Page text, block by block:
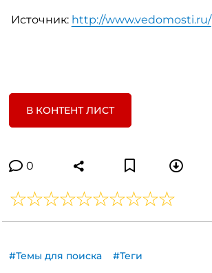
Источник: http://www.vedomosti.ru/
В КОНТЕНТ ЛИСТ
0
#Темы для поиска #Теги